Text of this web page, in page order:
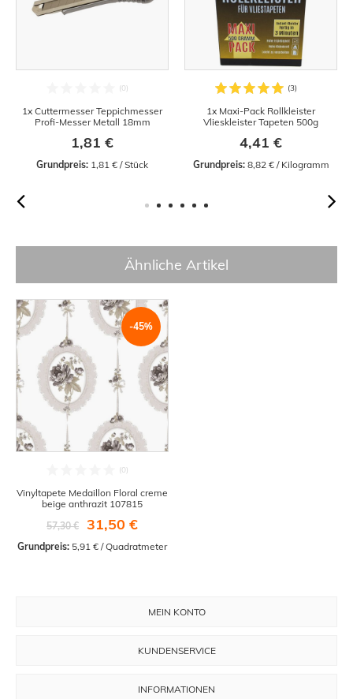
1x Cuttermesser Teppichmesser
Profi-Messer Metall 18mm
1,81 €
Grundpreis: 1,81 € / Stück
1x Maxi-Pack Rollkleister
Vlieskleister Tapeten 500g
4,41 €
Grundpreis: 8,82 € / Kilogramm
Ähnliche Artikel
-45%
Vinyltapete Medaillon Floral creme
beige anthrazit 107815
57,30 €
31,50 €
Grundpreis: 5,91 € / Quadratmeter
MEIN KONTO
KUNDENSERVICE
INFORMATIONEN